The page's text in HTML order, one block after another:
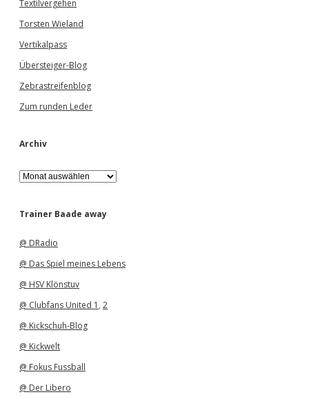
Textilvergehen
Torsten Wieland
Vertikalpass
Übersteiger-Blog
Zebrastreifenblog
Zum runden Leder
Archiv
A
r
h
Trainer Baade away
@ DRadio
@ Das Spiel meines Lebens
@ HSV Klönstuv
@ Clubfans United 1 , 2
@ Kickschuh-Blog
@ Kickwelt
@ Fokus Fussball
@ Der Libero